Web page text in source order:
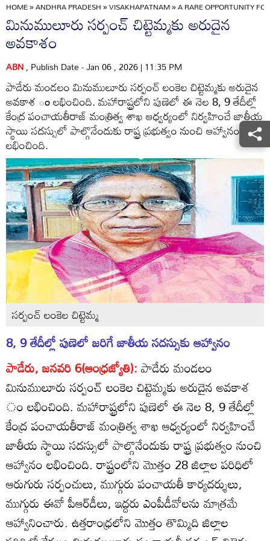
HOME»ANDHRA PRADESH»VISAKHAPATNAM»A RARE OPPORTUNITY
మినుములూరు సర్పంచ్‌ చిట్టెమ్మకు అరుదైన
అవకాశం
ABN, Publish Date - Jan 06 , 2026 | 11:35 PM
పాడేరు మండలం మినుములూరు సర్పంచ్‌ లంకెల చిట్టెమ్మకు అరుదైన
అవకాశ ం లభించింది. మహారాష్ట్రలోని పుణెలో ఈ నెల 8, 9 తేదీల్లో
కేంద్ర పంచాయతీరాజ్‌ మంత్రిత్వ శాఖ ఆధ్వర్యంలో నిర్వహించే జాతీయ
స్థాయి సదస్సులో పాల్గొనేందుకు రాష్ట్ర ప్రభుత్వం నుంచి ఆహ్వానం
లభించింది.
సర్పంచ్‌ లంకెల చిట్టెమ్మ
8, 9 తేదీల్లో పుణెలో జరిగే జాతీయ సదస్సుకు ఆహ్వానం
పాడేరు, జనవరి 6(ఆంధ్రజ్యోతి):పాడేరు మండలం
మినుములూరు సర్పంచ్‌ లంకెల చిట్టెమ్మకు అరుదైన అవకాశ
ం లభించింది. మహారాష్ట్రలోని పుణెలో ఈ నెల 8, 9 తేదీల్లో
కేంద్ర పంచాయతీరాజ్‌ మంత్రిత్వ శాఖ ఆధ్వర్యంలో నిర్వహించే
జాతీయ స్థాయి సదస్సులో పాల్గొనేందుకు రాష్ట్ర ప్రభుత్వం నుంచి
ఆహ్వానం లభించింది. రాష్ట్రంలోని మొత్తం 28 జిల్లాల పరిధిలో
ఆరుగురు సర్పంచులు, ముగ్గురు పంచాయతీ కార్యదర్శులు,
ముగ్గురు ఈవో పీఆర్‌డీలు, ఇద్దరు ఎంపీడీవోలను మాత్రమే
ఆహ్వానించారు. ఉత్తరాంధ్రలోని మొత్తం తొమ్మిది జిల్లాల